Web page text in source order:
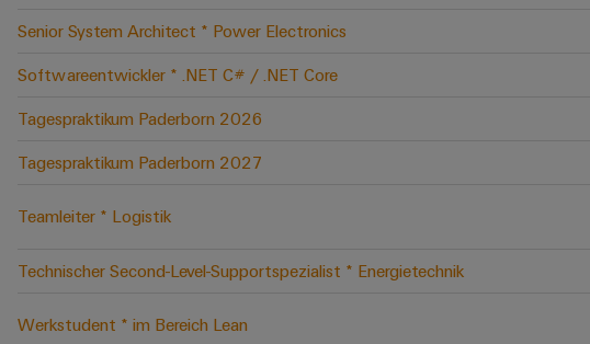
Senior System Architect * Power Electronics
Softwareentwickler * .NET C# / .NET Core
Tagespraktikum Paderborn 2026
Tagespraktikum Paderborn 2027
Teamleiter * Logistik
Technischer Second-Level-Supportspezialist * Energietechnik
Werkstudent * im Bereich Lean